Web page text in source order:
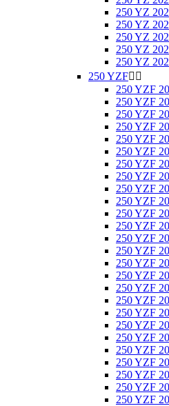
250 YZ
250 YZ
250 YZ
250 YZ
250 YZ
250 YZF 
250 YZF
250 YZF
250 YZF
250 YZF
250 YZF
250 YZF
250 YZF
250 YZF
250 YZF
250 YZF
250 YZF
250 YZF
250 YZF
250 YZF
250 YZF
250 YZF
250 YZF
250 YZF
250 YZF
250 YZF
250 YZF
250 YZF
250 YZF
250 YZF
250 YZF
250 YZF